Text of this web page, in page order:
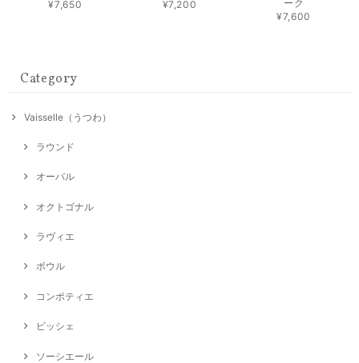
¥7,650
¥7,200
ーク
¥7,600
Category
Vaisselle（うつわ）
ラウンド
オーバル
オクトゴナル
ラヴィエ
ボウル
コンポティエ
ピッシェ
ソーシエール